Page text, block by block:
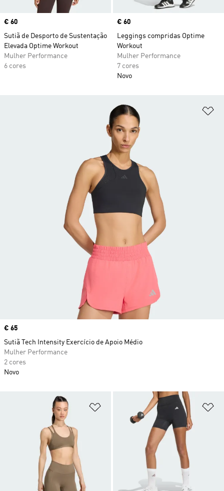
Price
€ 60
Sutiã de Desporto de Sustentação
Elevada Optime Workout
Mulher Performance
6 cores
Price
€ 60
Leggings compridas Optime
Workout
Mulher Performance
7 cores
Novo
Adicionar à Lista de Desejos
Price
€ 65
Sutiã Tech Intensity Exercício de Apoio Médio
Mulher Performance
2 cores
Novo